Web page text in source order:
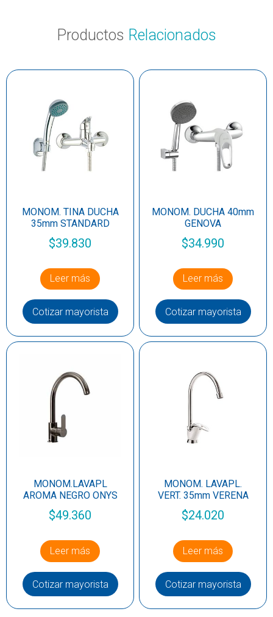
Productos Relacionados
MONOM. TINA DUCHA
35mm STANDARD
$39.830
Leer más
Cotizar mayorista
MONOM. DUCHA 40mm
GENOVA
$34.990
Leer más
Cotizar mayorista
MONOM.LAVAPL
AROMA NEGRO ONYS
$49.360
Leer más
Cotizar mayorista
MONOM. LAVAPL.
VERT. 35mm VERENA
$24.020
Leer más
Cotizar mayorista